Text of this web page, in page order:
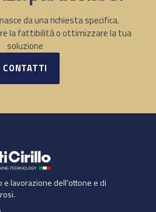
da una richiesta specifica.
la fattibilità o ottimizzare la tua
soluzione
CONTATTI
e lavorazione dell’ottone e di